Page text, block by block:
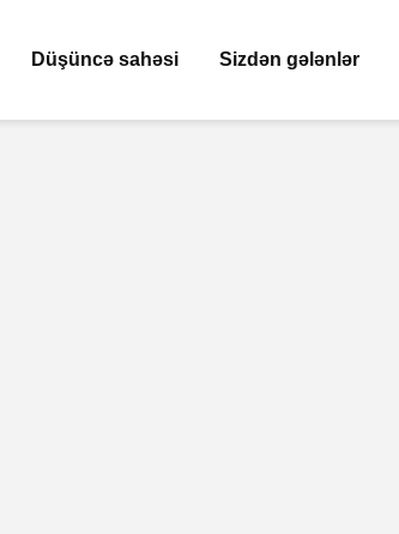
Düşüncə sahəsi Sizdən gələnlər